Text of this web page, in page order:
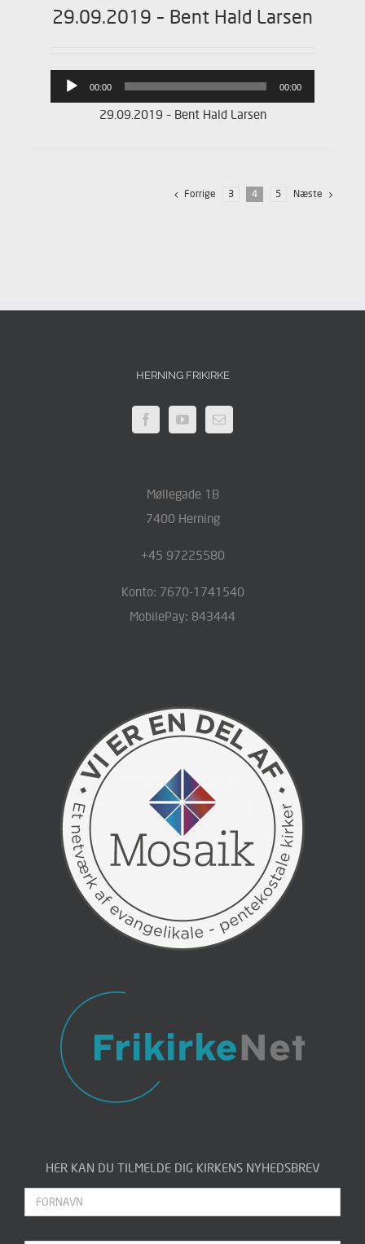
29.09.2019 – Bent Hald Larsen
Lydafspiller
00:00 00:00
29.09.2019 – Bent Hald Larsen
Forrige 3 4 5 Næste
HERNING FRIKIRKE
Møllegade 1B
7400 Herning
+45 97225580
Konto: 7670-1741540
MobilePay: 843444
HER KAN DU TILMELDE DIG KIRKENS NYHEDSBREV